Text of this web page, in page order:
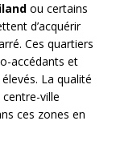
ou certains
d’acquérir
Ces quartiers
accédants et
La qualité
ville
ces zones en